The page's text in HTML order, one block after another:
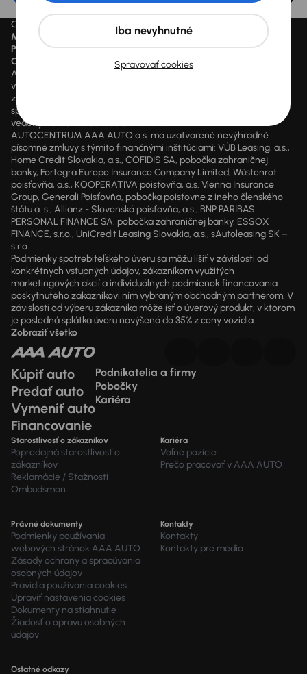
Ceny sú vrátane DPH pokiaľ nie je uvedené inak.
Mesačne od
je minimálna možná mesačná splátka.
Preškrtnutý cenový údajje cena pred zľavou.
Cena
je cena aktuálne platná.
AUTOCENTRUM AAA AUTO a.s. je samostatný finančný agent
vykonávajúci finančné sprostredkovanie v sektore poistenia alebo
zaistenia a sektore poskytovania úverov, úverov na bývanie a
spotrebiteľských úverov zapísaný v registri pod číslom 203771
vedený Národnou bankou Slovenska.
AUTOCENTRUM AAA AUTO a.s. má uzatvorené nevýhradné
písomné zmluvy s týmito finančnými inštitúciami: VÚB Leasing, a.s.,
Home Credit Slovakia, a.s., COFIDIS SA, pobočka zahraničnej
banky, Fortegra Europe Insurance Company Limited, Wüstenrot
poisťovňa, a.s., KOOPERATIVA poisťovňa, a.s. Vienna Insurance
Group, Generali Poisťovňa, pobočka poisťovne z iného členského
štátu a. s., Allianz - Slovenská poisťovňa, a.s., BNP PARIBAS
PERSONAL FINANCE SA, pobočka zahraničnej banky, ESSOX
FINANCE, s.r.o., UniCredit Leasing Slovakia, a.s., sAutoleasing SK –
s.r.o.
Podmienky spotrebiteľského úveru sa môžu líšiť v závislosti od
konkrétnych vstupných údajov, zákazníkom využitých
marketingových akcií a individuálnych podmienok financovania
poskytnutého zákazníkovi ním vybraným obchodným partnerom. V
závislosti od výberu zákazníka môže ísť o úverový produkt, v ktorom
je posledná splátka úveru navýšená do 35% z ceny vozidla.
Zobraziť všetko
Kúpiť auto
Predať auto
Vymeniť auto
Financovanie
Podnikatelia a firmy
Pobočky
Kariéra
Starostlivosť o zákazníkov
Popredajná starostlivosť o
zákazníkov
Reklamácie / Sťažnosti
Ombudsman
Kariéra
Voľné pozície
Prečo pracovať v AAA AUTO
Právné dokumenty
Podmienky používania
webových stránok AAA AUTO
Zásady ochrany a spracúvania
osobných údajov
Pravidlá používania cookies
Upraviť nastavenia cookies
Dokumenty na stiahnutie
Žiadosť o opravu osobných
údajov
Kontakty
Kontakty
Kontakty pre média
Ostatné odkazy
Spravovať cookies
Iba nevyhnutné